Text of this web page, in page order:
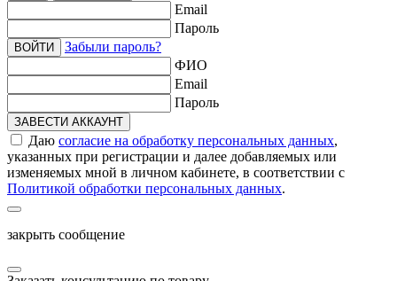
Email
Пароль
ВОЙТИ
Забыли пароль?
ФИО
Email
Пароль
ЗАВЕСТИ АККАУНТ
Даю согласие на обработку персональных данных,
указанных при регистрации и далее добавляемых или
изменяемых мной в личном кабинете, в соответствии с
Политикой обработки персональных данных.
закрыть сообщение